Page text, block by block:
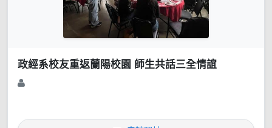
政經系校友重返蘭陽校園 師生共話三全情誼